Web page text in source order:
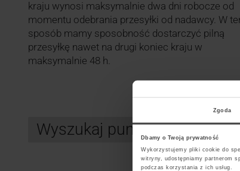
Zgoda
Dbamy o Twoją prywatność
Wykorzystujemy pliki cookie do
witryny, udostępniamy partnerom
podczas korzystania z ich usług.
kraju wynosi maksymalnie dwa dni robocze od
momentu odebrania przesyłki od nadawcy. W
sposób mamy sposobność dostarczyć pilną
przesyłkę nawet na drugi koniec kraju w
maksymalnie 48 h.
Wyszukaj punkt kurierski